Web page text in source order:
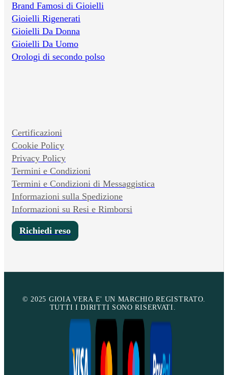
Brand Famosi di Gioielli
Gioielli Rigenerati
Gioielli Da Donna
Gioielli Da Uomo
Orologi di secondo polso
Certificazioni
Cookie Policy
Privacy Policy
Termini e Condizioni
Termini e Condizioni di Messaggistica
Informazioni sulla Spedizione
Informazioni su Resi e Rimborsi
Richiedi reso
© 2025 GIOIA VERA E' UN MARCHIO REGISTRATO.
TUTTI I DIRITTI SONO RISERVATI.